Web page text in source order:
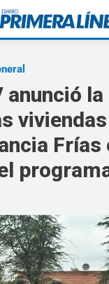
anunció
Frías